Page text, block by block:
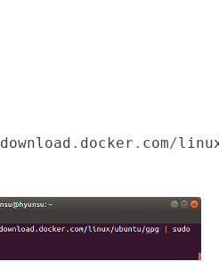
download . docker . com/